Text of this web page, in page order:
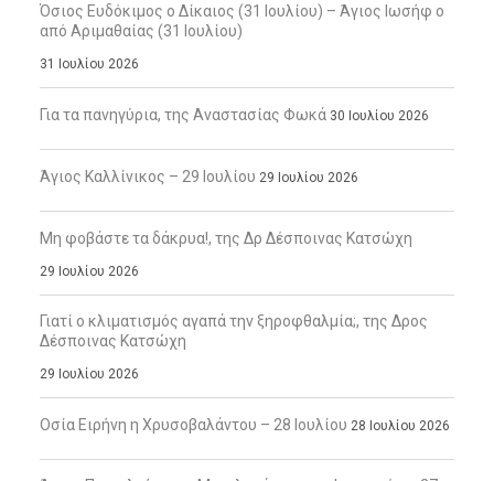
Όσιος Ευδόκιμος ο Δίκαιος (31 Ιουλίου) – Άγιος Ιωσήφ ο
από Αριμαθαίας (31 Ιουλίου)
31 Ιουλίου 2026
Για τα πανηγύρια, της Αναστασίας Φωκά 30 Ιουλίου 2026
Άγιος Καλλίνικος – 29 Ιουλίου 29 Ιουλίου 2026
Μη φοβάστε τα δάκρυα!, της Δρ Δέσποινας Κατσώχη
29 Ιουλίου 2026
Γιατί ο κλιματισμός αγαπά την ξηροφθαλμία;, της Δρος
Δέσποινας Κατσώχη
29 Ιουλίου 2026
Οσία Ειρήνη η Χρυσοβαλάντου – 28 Ιουλίου 28 Ιουλίου 2026